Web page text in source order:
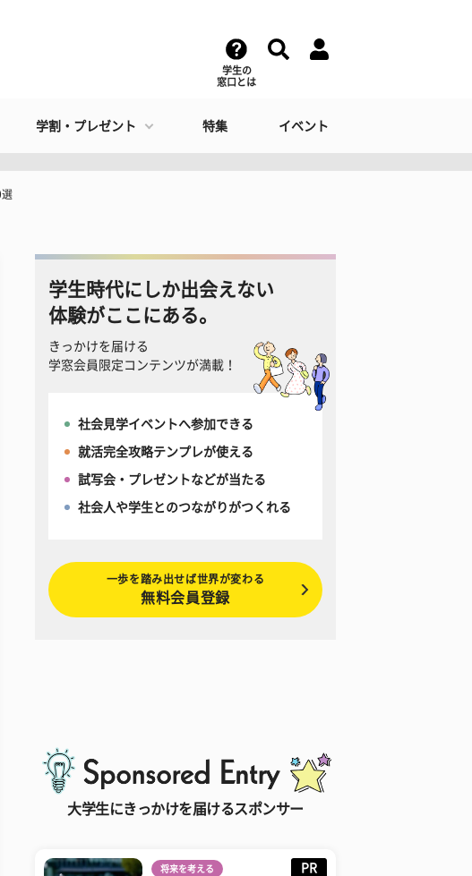
学生の
窓口とは
学割・プレゼント 特集 イベント
選
学生時代にしか出会えない
体験がここにある。
きっかけを届ける
学窓会員限定コンテンツが満載！
社会見学イベントへ参加できる
就活完全攻略テンプレが使える
試写会・プレゼントなどが当たる
社会人や学生とのつながりがつくれる
一歩を踏み出せば世界が変わる
無料会員登録
大学生にきっかけを届けるスポンサー
将来を考える PR